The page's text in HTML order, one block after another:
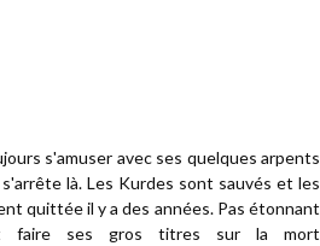
s'amuser avec ses quelques arpents
là. Les Kurdes sont sauvés et les
quittée il y a des années. Pas étonnant
faire ses gros titres sur la mort